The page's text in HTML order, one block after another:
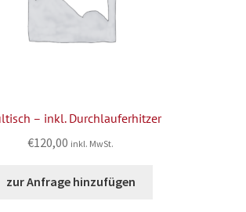
– inkl. Durchlauferhitzer
€120,00 inkl. MwSt.
zur Anfrage hinzufügen